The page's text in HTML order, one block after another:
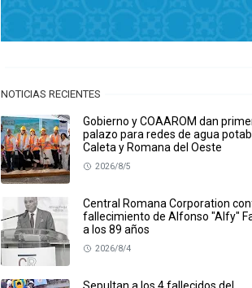
NOTICIAS RECIENTES
Gobierno y COAAROM dan
palazo para redes de agua
Caleta y Romana del Oeste
2026/8/5
Central Romana Corporation
fallecimiento de Alfonso "Alfy"
a los 89 años
2026/8/4